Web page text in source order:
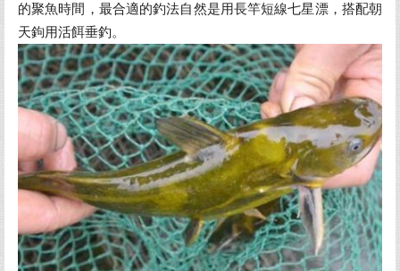
的聚魚時間，最合適的釣法自然是用長竿短線七星漂，搭配朝
天鉤用活餌垂釣。